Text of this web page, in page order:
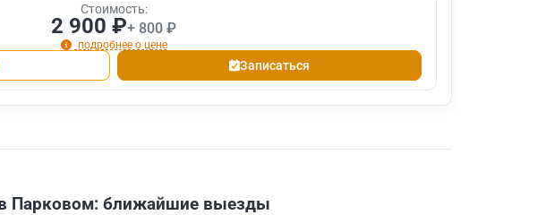
Стоимость:
2 900 ₽+ 800 ₽
подробнее о цене
Записаться
в Парковом: ближайшие выезды